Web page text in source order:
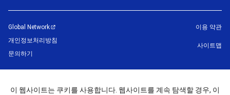
이 웹사이트는 쿠키를 사용합니다. 웹사이트를 계속 탐색할 경우, 이
Global Network
개인정보처리방침
문의하기
이용 약관
사이트맵